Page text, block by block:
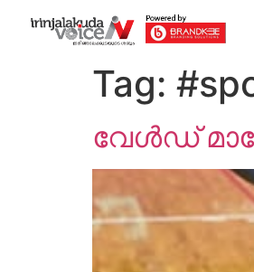
Tag:
വേൾഡ്